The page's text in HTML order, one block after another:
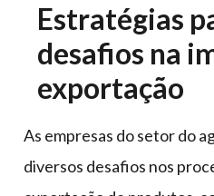
Estratégias
desafios na
exportação
As empresas do setor do
diversos desafios nos